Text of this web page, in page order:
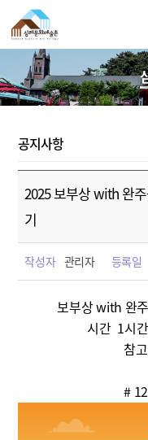
공지사항
2025 보부상 with 완
기
작성자 관리자 등록일
보부상 with 완
시간 1시
참
#